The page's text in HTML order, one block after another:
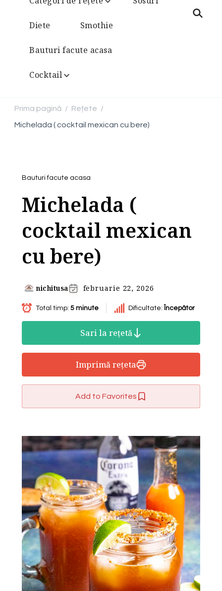
Diete Smothie
Bauturi facute acasa
Cocktail
Prima pagină / Rețete /
Michelada ( cocktail mexican cu bere)
Bauturi facute acasa
Michelada (
cocktail mexican
cu bere)
nichitusa februarie 22, 2026
Total timp: 5 minute Dificultate: Începător
Sari la rețetă
Imprimă rețeta
Add to Favorites